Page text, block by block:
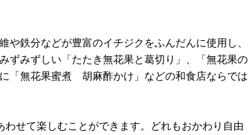
や鉄分などが豊富のイチジクをふんだんに使用し、
ずみずしい「たたき無花果と葛切り」、「無花果の
「無花果蜜煮 胡麻酢かけ」などの和食店ならでは
せて楽しむことができます。どれもおかわり自由